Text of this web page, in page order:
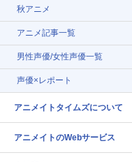
秋アニメ
アニメ記事一覧
男性声優/女性声優一覧
声優×レポート
アニメイトタイムズについて
アニメイトのWebサービス